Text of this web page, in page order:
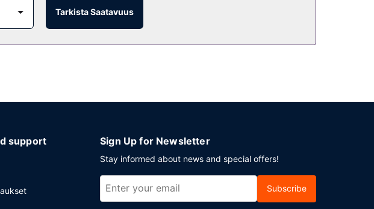
auki oleva vastaanotto. Palveluihin kuuluu ilmainen pysäköinti.
Tarkista Saatavuus
support Sign Up for Newsletter
Stay informed about news and special offers!
Subscribe